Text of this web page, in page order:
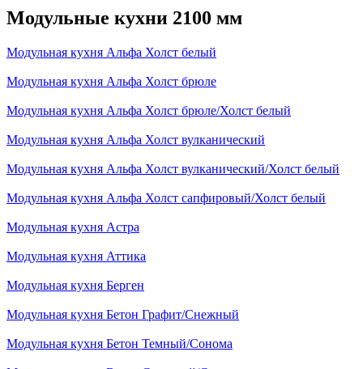
Модульные кухни 2100 мм
Модульная кухня Альфа Холст белый
Модульная кухня Альфа Холст брюле
Модульная кухня Альфа Холст брюле/Холст белый
Модульная кухня Альфа Холст вулканический
Модульная кухня Альфа Холст вулканический/Холст белый
Модульная кухня Альфа Холст сапфировый/Холст белый
Модульная кухня Астра
Модульная кухня Аттика
Модульная кухня Берген
Модульная кухня Бетон Графит/Снежный
Модульная кухня Бетон Темный/Сонома